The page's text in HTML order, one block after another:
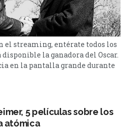
el streaming, entérate todos los
la ganadora del Oscar.
en la pantalla grande durante
película “Oppenheimer”
finalmente llegó al
Mejor director, Mejor actor
5 películas sobre los
atómica